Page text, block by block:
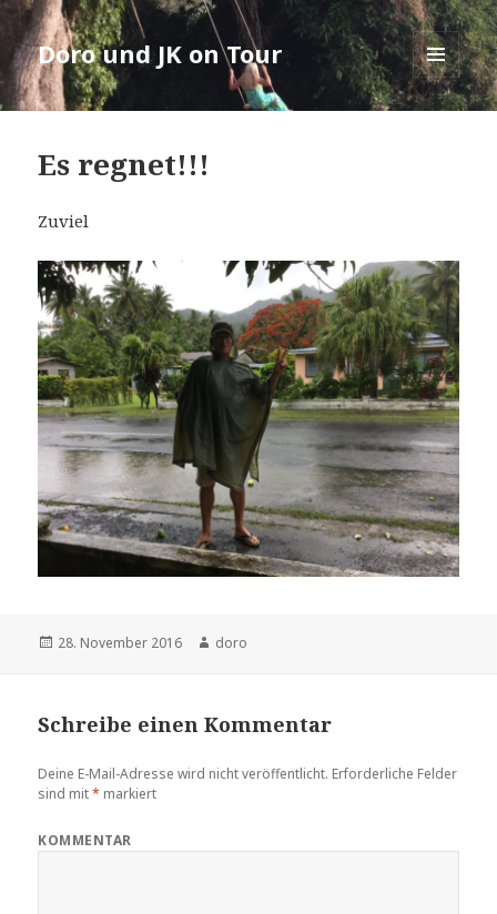
Doro und JK on Tour
MENÜ
UND
Es regnet!!!
Zuviel
Veröffentlicht
28. November 2016 Autor
doro
Schreibe einen Kommentar
Deine E-Mail-Adresse wird nicht veröffentlicht. Erforderliche Felder
sind mit* markiert
KOMMENTAR